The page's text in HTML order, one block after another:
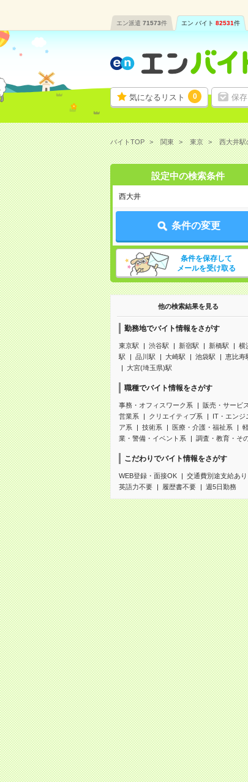
エン派遣 71573件 エン バイト 82531件
気になるリスト 0 保
バイトTOP 関東 東京 西大井駅
設定中の検索条件
西大井
条件の変更
条件を保存して
メールを受け取る
他の検索結果を見る
勤務地でバイト情報をさがす
東京駅 渋谷駅 新宿駅 新橋駅
横
駅
品川駅 大崎駅 池袋駅
恵比寿
大宮(埼玉県)駅
職種でバイト情報をさがす
事務・オフィスワーク系
販売・サービ
営業系
クリエイティブ系
IT・エンジ
ア系
技術系 医療・介護・福祉系
業・警備・イベント系
調査・教育・そ
こだわりでバイト情報をさがす
WEB登録・面接OK
交通費別途支給あり
英語力不要
履歴書不要 週5日勤務